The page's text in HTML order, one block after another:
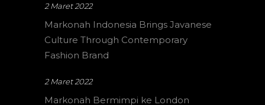
2 Maret 2022
Markonah Indonesia Brings Javanese
Culture Through Contemporary
Fashion Brand
2 Maret 2022
Markonah Bermimpi ke London